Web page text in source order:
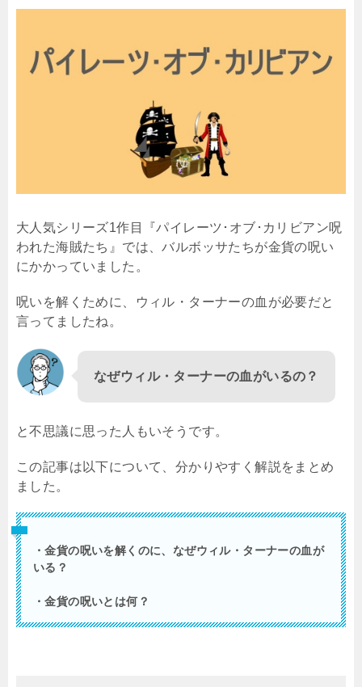
大人気シリーズ1作目『パイレーツ･オブ･カリビアン呪
われた海賊たち』では、バルボッサたちが金貨の呪い
にかかっていました。
呪いを解くために、ウィル・ターナーの血が必要だと
言ってましたね。
なぜウィル・ターナーの血がいるの？
と不思議に思った人もいそうです。
この記事は以下について、分かりやすく解説をまとめ
ました。
・金貨の呪いを解くのに、なぜウィル・ターナーの血が
いる？
・金貨の呪いとは何？